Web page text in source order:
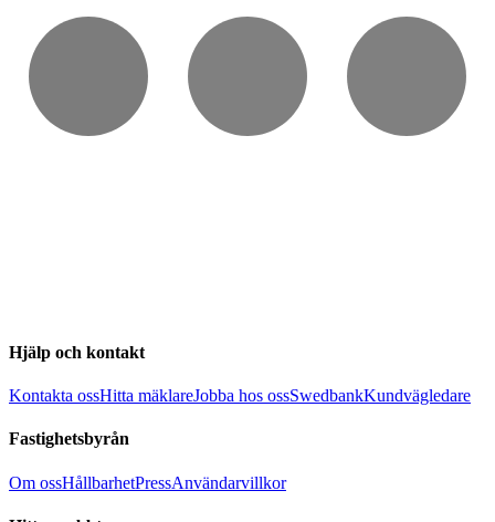
Hjälp och kontakt
Kontakta ossHitta mäklareJobba hos ossSwedbankKundvägledare
Fastighetsbyrån
Om ossHållbarhetPressAnvändarvillkor